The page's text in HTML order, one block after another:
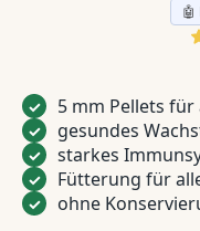
✓ 5 mm Pellets für
✓ gesundes
✓ starkes
✓ Fütterung für
✓ ohne